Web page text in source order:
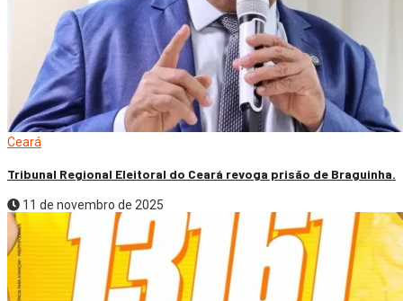
Ceará
Tribunal Regional Eleitoral do Ceará revoga prisão de Braguinha.
11 de novembro de 2025